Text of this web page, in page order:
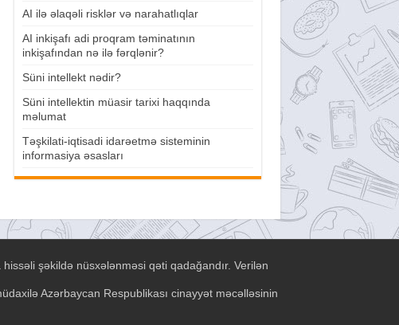
AI ilə əlaqəli risklər və narahatlıqlar
AI inkişafı adi proqram təminatının
inkişafından nə ilə fərqlənir?
Süni intellekt nədir?
Süni intellektin müasir tarixi haqqında
məlumat
Təşkilati-iqtisadi idarəetmə sisteminin
informasiya əsasları
şəkildə nüsxələnməsi qəti qadağandır. Verilən
Azərbaycan Respublikası cinayyət məcəlləsinin